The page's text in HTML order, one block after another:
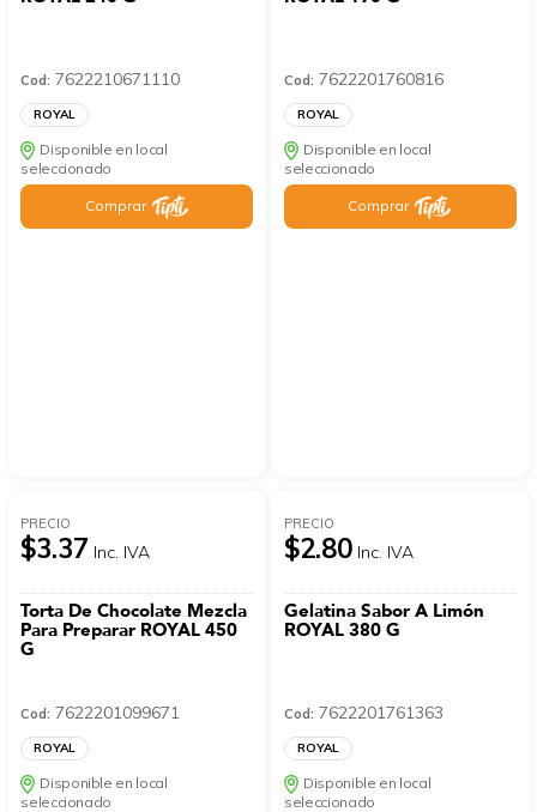
Cod: 7622210671110
ROYAL
Disponible en local
seleccionado
Comprar
Cod: 7622201760816
ROYAL
Disponible en local
seleccionado
Comprar
PRECIO
$3.37 Inc. IVA
Torta De Chocolate Mezcla
Para Preparar ROYAL 450
G
Cod: 7622201099671
ROYAL
Disponible en local
seleccionado
PRECIO
$2.80 Inc. IVA
Gelatina Sabor A Limón
ROYAL 380 G
Cod: 7622201761363
ROYAL
Disponible en local
seleccionado